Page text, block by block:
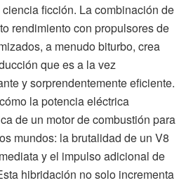
ficción. La combinación de
rendimiento con propulsores de
a menudo biturbo, crea
que es a la vez
y sorprendentemente eficiente.
la potencia eléctrica
de un motor de combustión para
mundos: la brutalidad de un V8
y el impulso adicional de
hibridación no solo incrementa